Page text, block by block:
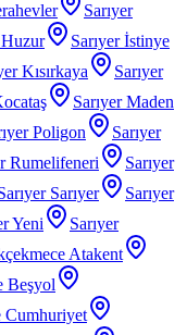
Sarıyer
Huzur
Sarıyer İstinye
Kısırkaya
Sarıyer
Sarıyer Maden
Poligon
Sarıyer
Rumelifeneri
Sarıyer
Sarıyer
Sarıyer
Yeni
Sarıyer
Atakent
Beşyol
Cumhuriyet